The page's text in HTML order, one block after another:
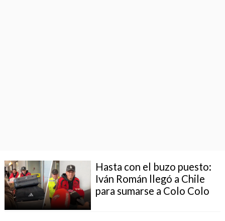
Hasta con el buzo puesto:
Iván Román llegó a Chile
para sumarse a Colo Colo